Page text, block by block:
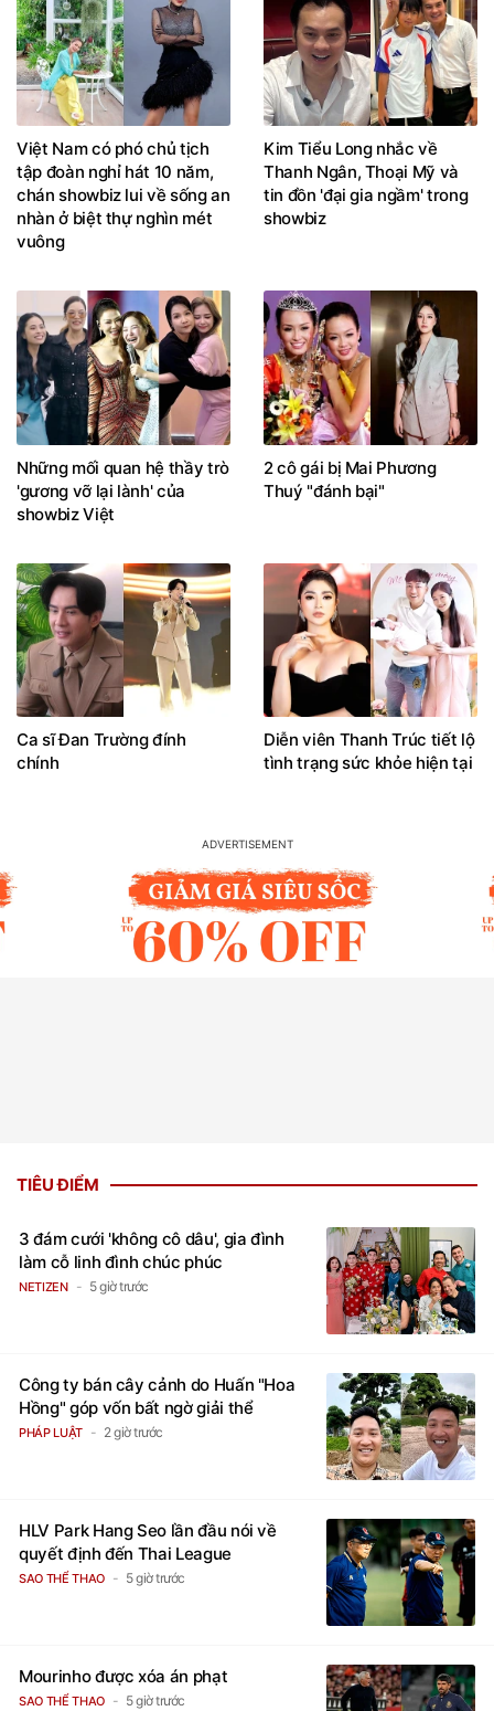
Việt Nam có phó chủ tịch
tập đoàn nghỉ hát 10 năm,
chán showbiz lui về sống an
nhàn ở biệt thự nghìn mét
vuông
Kim Tiểu Long nhắc về
Thanh Ngân, Thoại Mỹ và
tin đồn 'đại gia ngầm' trong
showbiz
Những mối quan hệ thầy trò
'gương vỡ lại lành' của
showbiz Việt
2 cô gái bị Mai Phương
Thuý "đánh bại"
Ca sĩ Đan Trường đính
chính
Diễn viên Thanh Trúc tiết lộ
tình trạng sức khỏe hiện tại
TIÊU ĐIỂM
3 đám cưới 'không cô dâu', gia đình
làm cỗ linh đình chúc phúc
NETIZEN 5 giờ trước
Công ty bán cây cảnh do Huấn "Hoa
Hồng" góp vốn bất ngờ giải thể
PHÁP LUẬT 2 giờ trước
HLV Park Hang Seo lần đầu nói về
quyết định đến Thai League
SAO THỂ THAO 5 giờ trước
Mourinho được xóa án phạt
SAO THỂ THAO 5 giờ trước